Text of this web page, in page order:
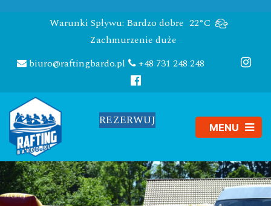
Warunki Spływu: Bardzo dobre 22°C
Zachmurzenie duże
biuro@raftingbardo.pl
+48 731 248 248
REZERWUJ